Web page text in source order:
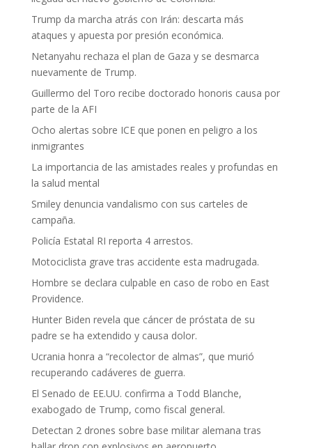
Trump da marcha atrás con Irán: descarta más
ataques y apuesta por presión económica.
Netanyahu rechaza el plan de Gaza y se desmarca
nuevamente de Trump.
Guillermo del Toro recibe doctorado honoris causa por
parte de la AFI
Ocho alertas sobre ICE que ponen en peligro a los
inmigrantes
La importancia de las amistades reales y profundas en
la salud mental
Smiley denuncia vandalismo con sus carteles de
campaña.
Policía Estatal RI reporta 4 arrestos.
Motociclista grave tras accidente esta madrugada.
Hombre se declara culpable en caso de robo en East
Providence.
Hunter Biden revela que cáncer de próstata de su
padre se ha extendido y causa dolor.
Ucrania honra a “recolector de almas”, que murió
recuperando cadáveres de guerra.
El Senado de EE.UU. confirma a Todd Blanche,
exabogado de Trump, como fiscal general.
Detectan 2 drones sobre base militar alemana tras